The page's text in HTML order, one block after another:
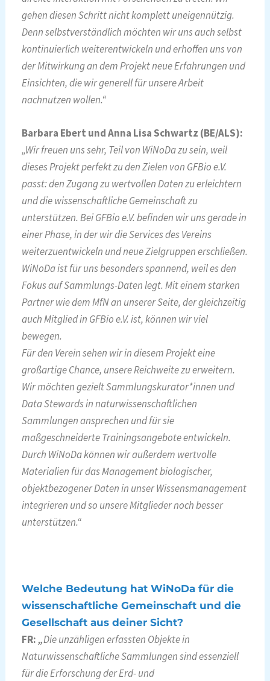
gehen diesen Schritt nicht komplett uneigennützig.
Denn selbstverständlich möchten wir uns auch selbst
kontinuierlich weiterentwickeln und erhoffen uns von
der Mitwirkung an dem Projekt neue Erfahrungen und
Einsichten, die wir generell für unsere Arbeit
nachnutzen wollen.“
Barbara Ebert und Anna Lisa Schwartz (BE/ALS):
„Wir freuen uns sehr, Teil von WiNoDa zu sein, weil
dieses Projekt perfekt zu den Zielen von GFBio e.V.
passt: den Zugang zu wertvollen Daten zu erleichtern
und die wissenschaftliche Gemeinschaft zu
unterstützen. Bei GFBio e.V. befinden wir uns gerade in
einer Phase, in der wir die Services des Vereins
weiterzuentwickeln und neue Zielgruppen erschließen.
WiNoDa ist für uns besonders spannend, weil es den
Fokus auf Sammlungs-Daten legt. Mit einem starken
Partner wie dem MfN an unserer Seite, der gleichzeitig
auch Mitglied in GFBio e.V. ist, können wir viel
bewegen.
Für den Verein sehen wir in diesem Projekt eine
großartige Chance, unsere Reichweite zu erweitern.
Wir möchten gezielt Sammlungskurator*innen und
Data Stewards in naturwissenschaftlichen
Sammlungen ansprechen und für sie
maßgeschneiderte Trainingsangebote entwickeln.
Durch WiNoDa können wir außerdem wertvolle
Materialien für das Management biologischer,
objektbezogener Daten in unser Wissensmanagement
integrieren und so unsere Mitglieder noch besser
unterstützen.“
Welche Bedeutung hat WiNoDa für die
wissenschaftliche Gemeinschaft und die
Gesellschaft aus deiner Sicht?
FR:„Die unzähligen erfassten Objekte in
Naturwissenschaftliche Sammlungen sind essenziell
für die Erforschung der Erd- und